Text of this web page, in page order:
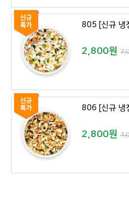
805 [신규 냉
2,800원
806 [신규 냉
2,800원